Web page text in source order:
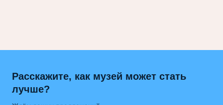
Расскажите, как музей может стать
лучше?